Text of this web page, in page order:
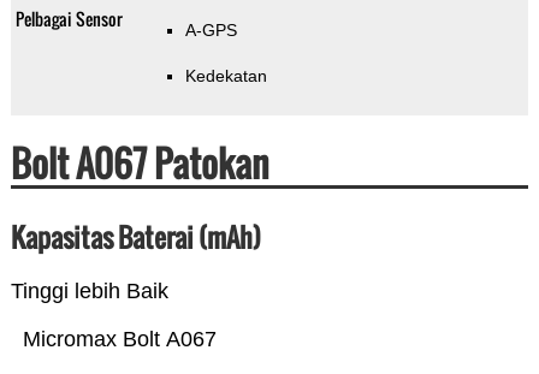
Pelbagai Sensor A-GPS
Kedekatan
Bolt A067 Patokan
Kapasitas Baterai (mAh)
Tinggi lebih Baik
Micromax Bolt A067